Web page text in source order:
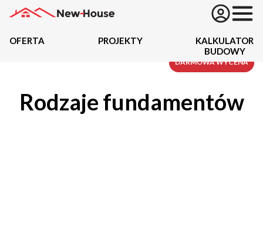
Oferta
OFERTA PROJEKTY
KALKULATOR
BUDOWY
Rodzaje fundamentów
DARMOWA WYCENA